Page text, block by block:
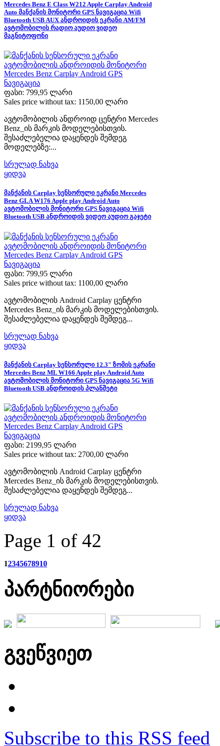
Mercedes Benz E Class W212 Apple Carplay Android
Auto მანქანის მონიტორი GPS ნავიგაცია Wifi
Bluetooth USB AUX ანდროიდის ეკრანი AM/FM
ავტომობილის რადიო აუდიო ვიდეო
მაგნიტოფონი
ფასი: 799,95 ლარი
Sales price without tax: 1150,00 ლარი
ავტომობილის ანდროიდ ცენტრი Mercedes
Benz_ის მარკის მოდელებისთვის.
შესაძლებელია დაყენდეს შემდეგ
მოდელებზე:...
სრულად ნახვა
ყიდვა
მანქანის Carplay სენსორული ეკრანი Mercedes
Benz GLA W176 Apple play Android Auto
ავტომობილის მონიტორი GPS ნავიგაცია Wifi
Bluetooth USB ანდროიდის ვიდეო აუდიო გაჯეტი
ფასი: 799,95 ლარი
Sales price without tax: 1100,00 ლარი
ავტომობილის Android Carplay ცენტრი
Mercedes Benz_ის მარკის მოდელებისთვის.
შესაძლებელია დაყენდეს შემდეგ...
სრულად ნახვა
ყიდვა
მანქანის Carplay სენსორული 12.3" ზომის ეკრანი
Mercedes Benz ML W166 Apple play Android Auto
ავტომობილის მონიტორი GPS ნავიგაცია 5G Wifi
Bluetooth USB ანდროიდის პლანშეტი
ფასი: 2199,95 ლარი
Sales price without tax: 2700,00 ლარი
ავტომობილის Android Carplay ცენტრი
Mercedes Benz_ის მარკის მოდელებისთვის.
შესაძლებელია დაყენდეს შემდეგ...
სრულად ნახვა
ყიდვა
Page 1 of 42
12345678910
პარტნიორები
გვეწვიეთ
Subscribe to this RSS feed